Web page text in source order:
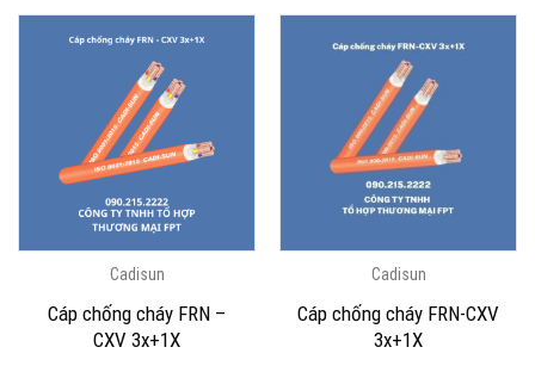
Cadisun
Cáp chống cháy FRN –
CXV 3x+1X
Cadisun
Cáp chống cháy FRN-CXV
3x+1X